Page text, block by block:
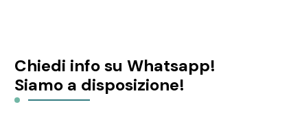
Chiedi info su Whatsapp!
Siamo a disposizione!